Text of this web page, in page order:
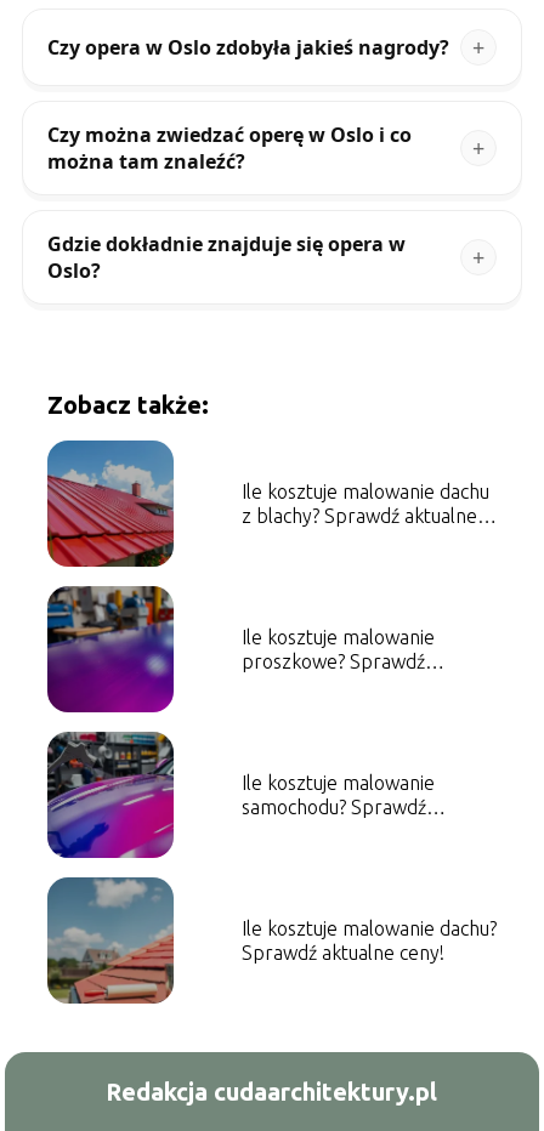
Czy opera w Oslo zdobyła jakieś nagrody?
Czy można zwiedzać operę w Oslo i co
można tam znaleźć?
Gdzie dokładnie znajduje się opera w
Oslo?
Zobacz także:
Ile kosztuje malowanie dachu
z blachy? Sprawdź aktualne
Ile kosztuje malowanie
proszkowe? Sprawdź
Ile kosztuje malowanie
samochodu? Sprawdź
Ile kosztuje malowanie dachu?
Sprawdź aktualne ceny!
Redakcja cudaarchitektury.pl